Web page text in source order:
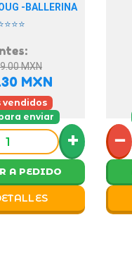
-BALLERINA
MXN
MXN
vendidos
enviar
+
A PEDIDO
−